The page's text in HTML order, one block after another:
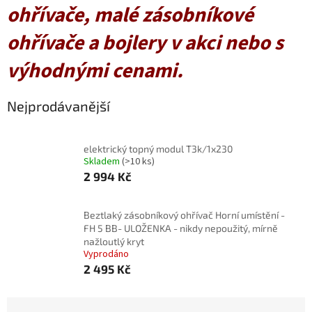
ohřívače, malé zásobníkové
ohřívače a bojlery v akci nebo s
výhodnými cenami.
Nejprodávanější
elektrický topný modul T3k/1x230
Skladem (>10 ks)
2 994 Kč
Beztlaký zásobníkový ohřívač Horní umístění -
FH 5 BB- ULOŽENKA - nikdy nepoužitý, mírně
nažloutlý kryt
Vyprodáno
2 495 Kč